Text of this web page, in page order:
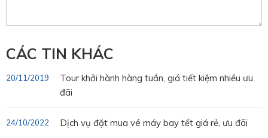
CÁC TIN KHÁC
Tour khởi hành hàng tuần, giá tiết kiệm nhiều ưu
đãi
20/11/2019
Dịch vụ đặt mua vé máy bay tết giá rẻ, ưu đãi
24/10/2022